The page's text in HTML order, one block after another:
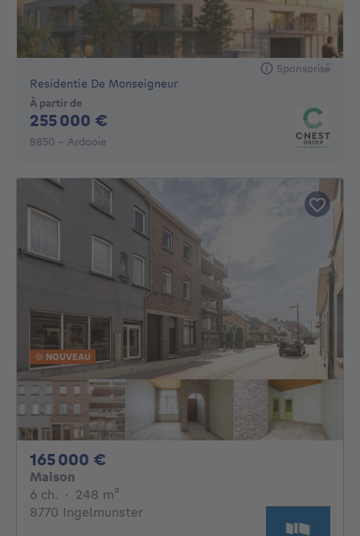
Sponsorisé
Residentie De Monseigneur
À partir de
255 000 €
8850 - Ardooie
NOUVEAU
165 000 €
Maison
6 ch. 6 chambres
· 248 m²
8770 Ingelmunster